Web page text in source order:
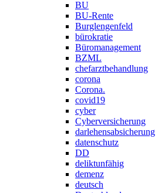
BU
BU-Rente
Burglengenfeld
bürokratie
Büromanagement
BZML
chefarztbehandlung
corona
Corona.
covid19
cyber
Cyberversicherung
darlehensabsicherung
datenschutz
DD
deliktunfähig
demenz
deutsch